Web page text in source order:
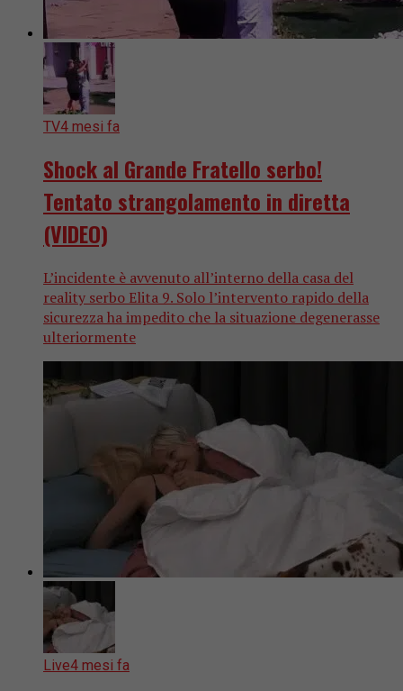
TV4 mesi fa
Shock al Grande Fratello serbo!
Tentato strangolamento in diretta
(VIDEO)
L’incidente è avvenuto all’interno della casa del
reality serbo Elita 9. Solo l’intervento rapido della
sicurezza ha impedito che la situazione degenerasse
ulteriormente
Live4 mesi fa